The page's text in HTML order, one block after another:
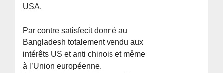
USA.
Par contre satisfecit donné au
Bangladesh totalement vendu aux
intérêts US et anti chinois et même
à l’Union européenne.